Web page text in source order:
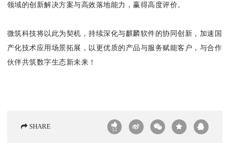
领域的创新解决方案与高效落地能力，赢得高度评价。
微筑科技将以此为契机，持续深化与麒麟软件的协同创新，加速国
产化技术应用场景拓展，以更优质的产品与服务赋能客户，与合作
伙伴共筑数字生态新未来！
SHARE 12